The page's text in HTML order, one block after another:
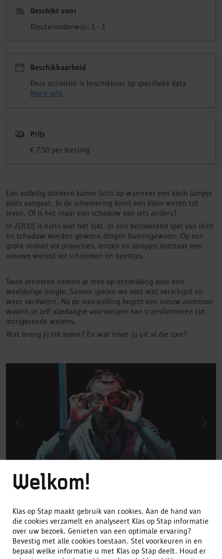
Welkom!
Klas op Stap maakt gebruik van cookies. Aan de hand van
die cookies verzamelt en analyseert Klas op Stap informatie
over uw bezoek. Genieten van een optimale ervaring?
Bevestig met alle cookies toestaan. Stel voorkeuren in en
bepaal welke informatie u met Klas op Stap deelt. Houd er
Geschikt voor
Kleuteronderwijs: 1 - 3
Beschikbaarheid
Deze activiteit is beschikbaar op specifieke data
More info
Prijs
€ 7,50 per leerling
Een volledig donkere kamer licht op wanneer een klein lampje
plots aangaat. In de schemering komt een klein wezen tot
leven. Of is het maar een schaduw van iets anders?
In ZOO(I) is niets wat het lijkt. In een betoverend spel van licht
en schaduw worden gewone dingen buitengewoon. Op een
grote mobiel vol projecties, lenzen en lampjes ontstaat een
nieuwe wereld vol schimmen en beestjes.
Twee artiesten nemen je mee op ontdekking door een
weelderige jungle. Samen spelen we met wat verschijnt en
weer verdwijnt. Na de voorstelling begint een nieuw avontuur
waarin je zelf alledaagse voorwerpen kan transformeren tot
intrigerende wezens.
Wat breng jij tot leven? En wat tover jij uit al die zooi?
Previous
Next
Alles open/Alles toe
Meer info over de groepsgrootte